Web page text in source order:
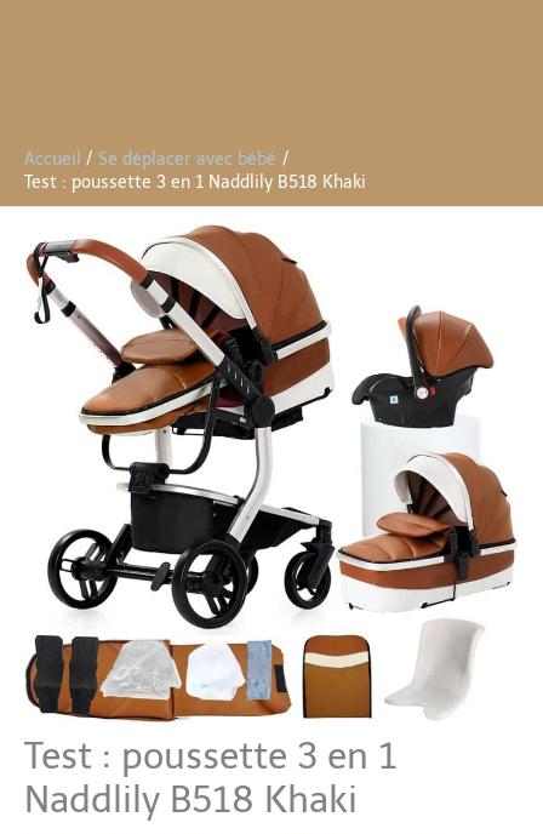
Accueil
Se déplacer avec bébé
Test : poussette 3 en 1 Naddlily B518 Khaki
Test : poussette 3 en 1
Naddlily B518 Khaki